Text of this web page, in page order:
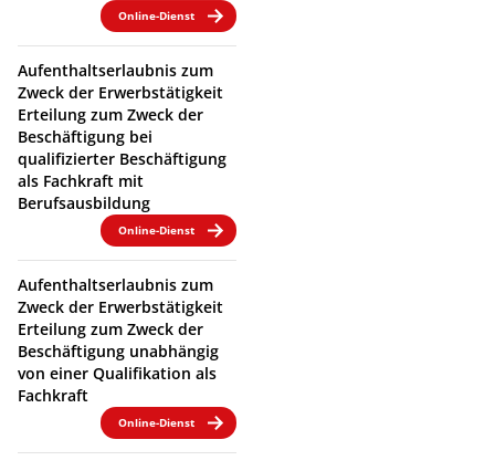
Online-Dienst
Aufenthaltserlaubnis zum
Zweck der Erwerbstätigkeit
Erteilung zum Zweck der
Beschäftigung bei
qualifizierter Beschäftigung
als Fachkraft mit
Berufsausbildung
Online-Dienst
Aufenthaltserlaubnis zum
Zweck der Erwerbstätigkeit
Erteilung zum Zweck der
Beschäftigung unabhängig
von einer Qualifikation als
Fachkraft
Online-Dienst